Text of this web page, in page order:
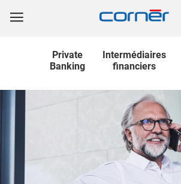
Private
Banking
Intermédiaires
financiers